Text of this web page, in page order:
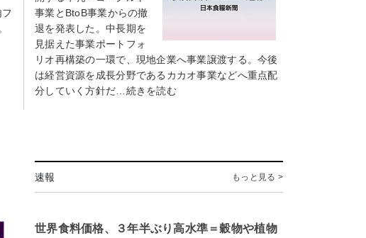
事業とBtoB事業からの撤
退を発表した。中長期を
見据えた事業ポートフォ
リオ再構築の一環で、現地企業へ事業譲渡する。今後
は経営資源を成長分野であるカカオ事業などへ重点配
分していく方針だ…続きを読む
速報 もっと見る >
世界食料価格、３年半ぶり高水準＝穀物や植物